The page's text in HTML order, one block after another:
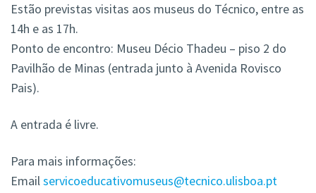
Estão previstas visitas aos museus do Técnico, entre as
14h e as 17h.
Ponto de encontro: Museu Décio Thadeu – piso 2 do
Pavilhão de Minas (entrada junto à Avenida Rovisco
Pais).
A entrada é livre.
Para mais informações:
Emailservicoeducativomuseus@tecnico.ulisboa.pt